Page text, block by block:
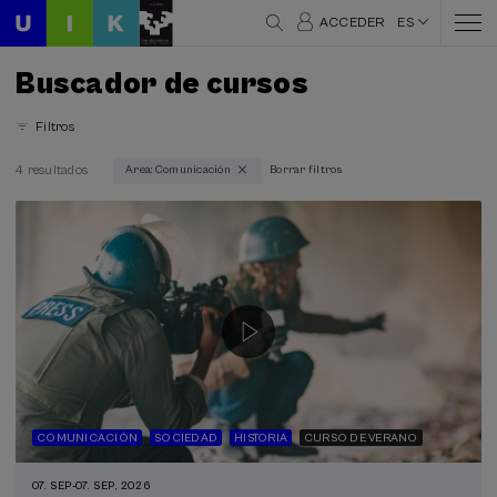
ACCEDER ES
Buscador de cursos
Filtros
Comunicación (4)
Presencial (4)
Online en directo (4)
Tipo de actividad
DSF (1)
Curso de verano (4)
4 resultados Area: Comunicación Borrar filtros
COMUNICACIÓN SOCIEDAD HISTORIA CURSO DE VERANO
07. SEP-07. SEP, 2026